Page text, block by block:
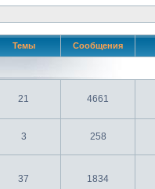
Темы Сообщения
21 4661
3 258
37 1834